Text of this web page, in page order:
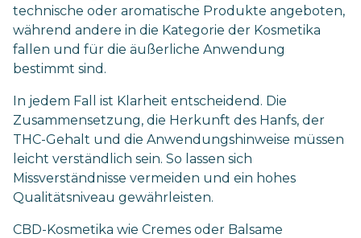
technische oder aromatische Produkte angeboten,
während andere in die Kategorie der Kosmetika
fallen und für die äußerliche Anwendung
bestimmt sind.
In jedem Fall ist Klarheit entscheidend. Die
Zusammensetzung, die Herkunft des Hanfs, der
THC-Gehalt und die Anwendungshinweise müssen
leicht verständlich sein. So lassen sich
Missverständnisse vermeiden und ein hohes
Qualitätsniveau gewährleisten.
CBD-Kosmetika wie Cremes oder Balsame